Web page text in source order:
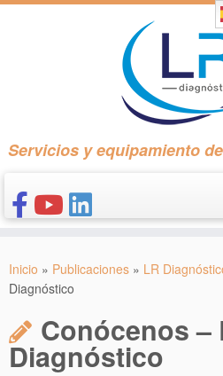
Saltar
Servicios y equipamiento
CONÓCENOS
PUBLICACIONES
Inicio » Publicaciones » LR
Diagnóstico
Conócenos –
Diagnóstico